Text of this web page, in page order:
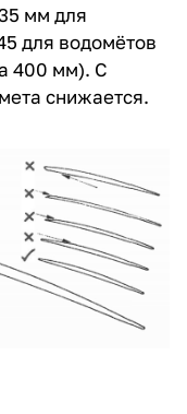
мм для
для водомётов
400 мм). С
снижается.